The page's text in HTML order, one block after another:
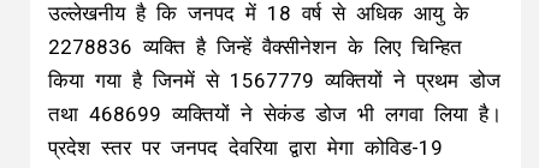
उल्लेखनीय है कि जनपद में 18 वर्ष से अधिक आयु के
2278836 व्यक्ति है जिन्हें वैक्सीनेशन के लिए चिन्हित
किया गया है जिनमें से 1567779 व्यक्तियों ने प्रथम डोज
तथा 468699 व्यक्तियों ने सेकंड डोज भी लगवा लिया है।
प्रदेश स्तर पर जनपद देवरिया द्वारा मेगा कोविड-19